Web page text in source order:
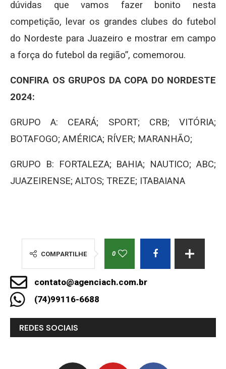
dúvidas que vamos fazer bonito nesta
competição, levar os grandes clubes do futebol
do Nordeste para Juazeiro e mostrar em campo
a força do futebol da região”, comemorou.
CONFIRA OS GRUPOS DA COPA DO NORDESTE
2024:
GRUPO A: CEARÁ; SPORT; CRB; VITÓRIA;
BOTAFOGO; AMÉRICA; RÍVER; MARANHÃO;
GRUPO B: FORTALEZA; BAHIA; NAUTICO; ABC;
JUAZEIRENSE; ALTOS; TREZE; ITABAIANA
COMPARTILHE 0
contato@agenciach.com.br
(74)99116-6688
REDES SOCIAIS